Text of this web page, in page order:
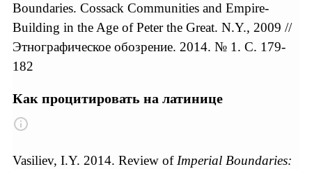
Boundaries. Cossack Communities and Empire-
Building in the Age of Peter the Great. N.Y., 2009 //
Этнографическое обозрение. 2014. № 1. С. 179-
182
Как процитировать на латинице
Vasiliev, I.Y. 2014. Review of Imperial Boundaries: